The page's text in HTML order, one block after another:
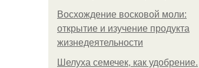
Восхождение восковой моли:
открытие и изучение продукта
жизнедеятельности
Шелуха семечек, как удобрение.